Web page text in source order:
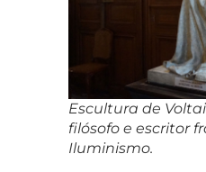
Escultura de
filósofo e escritor
Iluminismo.